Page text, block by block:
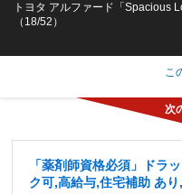
トヨタ アルファード「Spacious
（18/52）
こ
「薬剤師資格必須」ドラ
ク可,高給与,住宅補助 あ